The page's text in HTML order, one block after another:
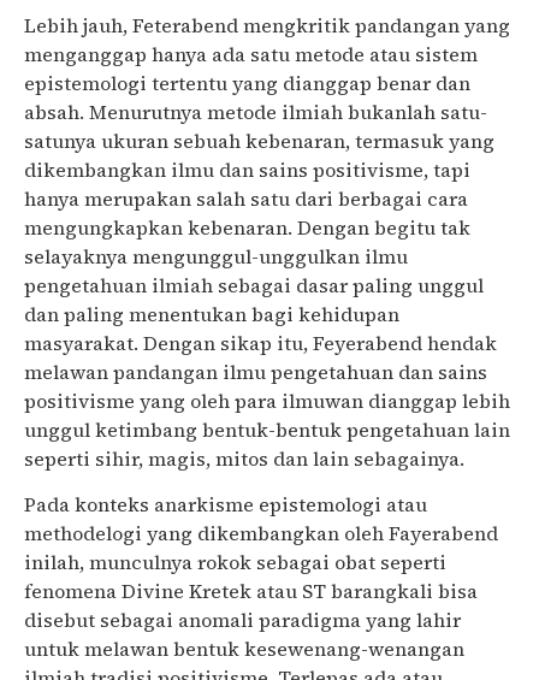
Lebih jauh, Feterabend mengkritik pandangan yang
menganggap hanya ada satu metode atau sistem
epistemologi tertentu yang dianggap benar dan
absah. Menurutnya metode ilmiah bukanlah satu-
satunya ukuran sebuah kebenaran, termasuk yang
dikembangkan ilmu dan sains positivisme, tapi
hanya merupakan salah satu dari berbagai cara
mengungkapkan kebenaran. Dengan begitu tak
selayaknya mengunggul-unggulkan ilmu
pengetahuan ilmiah sebagai dasar paling unggul
dan paling menentukan bagi kehidupan
masyarakat. Dengan sikap itu, Feyerabend hendak
melawan pandangan ilmu pengetahuan dan sains
positivisme yang oleh para ilmuwan dianggap lebih
unggul ketimbang bentuk-bentuk pengetahuan lain
seperti sihir, magis, mitos dan lain sebagainya.
Pada konteks anarkisme epistemologi atau
methodelogi yang dikembangkan oleh Fayerabend
inilah, munculnya rokok sebagai obat seperti
fenomena Divine Kretek atau ST barangkali bisa
disebut sebagai anomali paradigma yang lahir
untuk melawan bentuk kesewenang-wenangan